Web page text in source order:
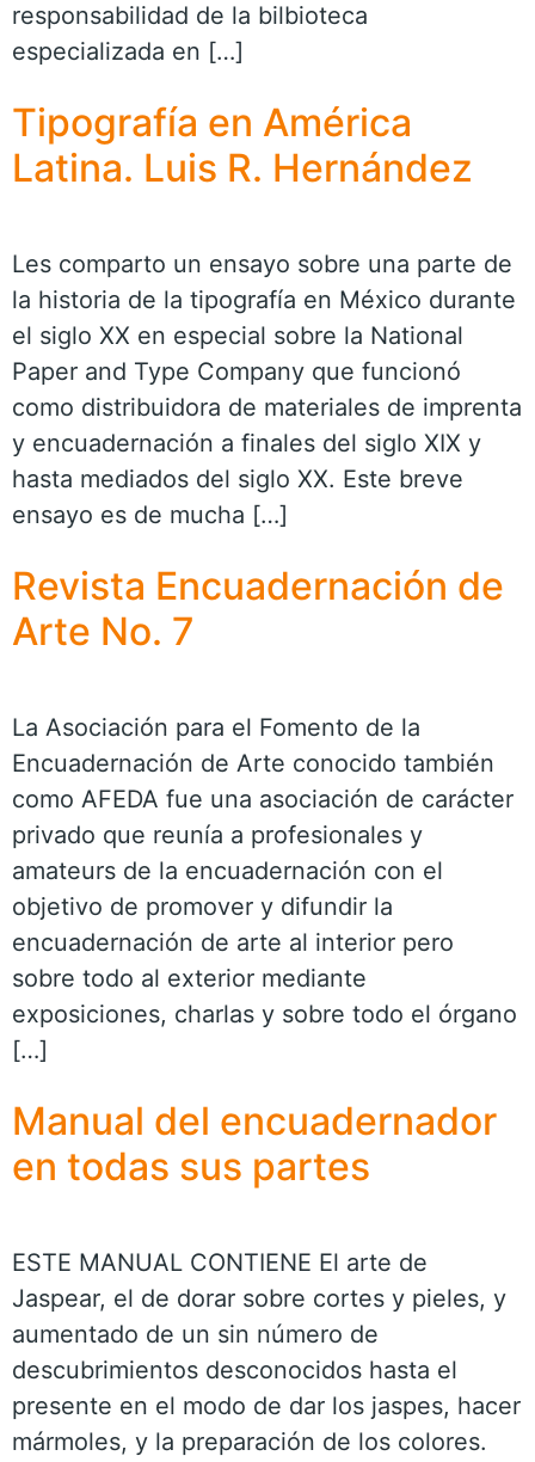
responsabilidad de la bilbioteca
especializada en […]
Tipografía en América
Latina. Luis R. Hernández
Les comparto un ensayo sobre una parte de
la historia de la tipografía en México durante
el siglo XX en especial sobre la National
Paper and Type Company que funcionó
como distribuidora de materiales de imprenta
y encuadernación a finales del siglo XIX y
hasta mediados del siglo XX. Este breve
ensayo es de mucha […]
Revista Encuadernación de
Arte No. 7
La Asociación para el Fomento de la
Encuadernación de Arte conocido también
como AFEDA fue una asociación de carácter
privado que reunía a profesionales y
amateurs de la encuadernación con el
objetivo de promover y difundir la
encuadernación de arte al interior pero
sobre todo al exterior mediante
exposiciones, charlas y sobre todo el órgano
[…]
Manual del encuadernador
en todas sus partes
ESTE MANUAL CONTIENE El arte de
Jaspear, el de dorar sobre cortes y pieles, y
aumentado de un sin número de
descubrimientos desconocidos hasta el
presente en el modo de dar los jaspes, hacer
mármoles, y la preparación de los colores.